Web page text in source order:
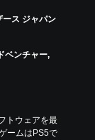
ース ジャパン
ベンチャー,
トウェアを最
ームはPS5で